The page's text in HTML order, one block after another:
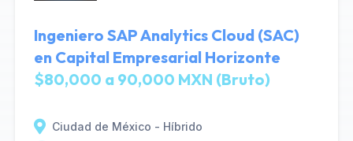
Ingeniero SAP Analytics Cloud (SAC)
en Capital Empresarial Horizonte
$80,000 a 90,000 MXN (Bruto)
Ciudad de México - Híbrido